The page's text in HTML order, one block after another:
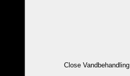
Close Vandbehandling